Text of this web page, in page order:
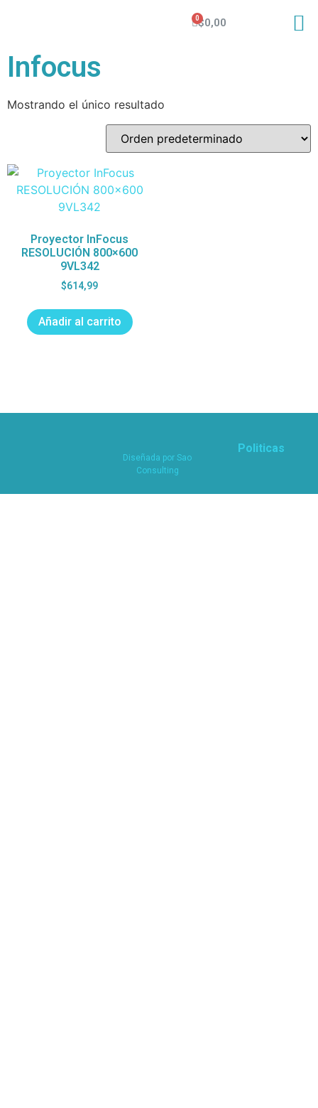
$0,00
Infocus
Mostrando el único resultado
Proyector InFocus
RESOLUCIÓN 800×600
9VL342
$614,99
Añadir al carrito
Diseñada por Sao
Consulting
Politicas